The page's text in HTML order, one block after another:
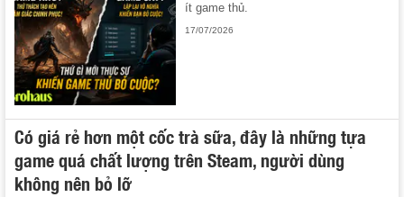
ít game thủ.
17/07/2026
Có giá rẻ hơn một cốc trà sữa, đây là những tựa
game quá chất lượng trên Steam, người dùng
không nên bỏ lỡ